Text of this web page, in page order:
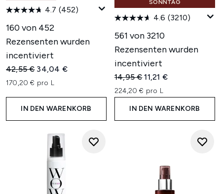
4.7 (452)
160 von 452
Rezensenten wurden
incentiviert
Unverbindliche Preisempfehlung:
42,55 € Aktueller Preis:
34,04 €
170,20 € pro L
IN DEN WARENKORB
SONNTAG
4.6 (3210)
561 von 3210
Rezensenten wurden
incentiviert
Unverbindliche
14,95 €Aktueller Preis:
11,21 €
224,20 € pro L
IN DEN WARENKORB